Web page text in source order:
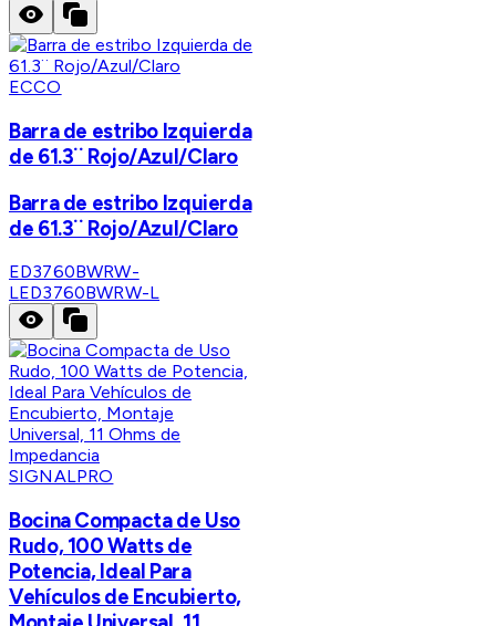
ECCO
Barra de estribo Izquierda
de 61.3¨ Rojo/Azul/Claro
Barra de estribo Izquierda
de 61.3¨ Rojo/Azul/Claro
ED3760BWRW-
LED3760BWRW-L
SIGNALPRO
Bocina Compacta de Uso
Rudo, 100 Watts de
Potencia, Ideal Para
Vehículos de Encubierto,